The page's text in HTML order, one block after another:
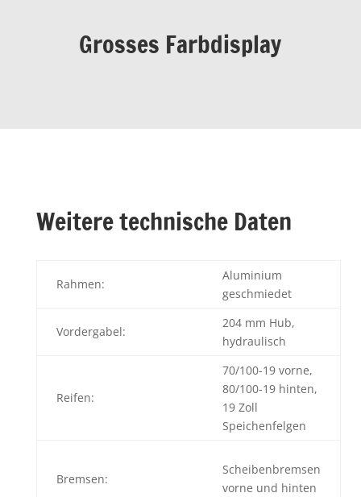
Grosses Farbdisplay
Weitere technische Daten
Rahmen:
Aluminium
geschmiedet
Vordergabel:
204 mm Hub,
hydraulisch
Reifen:
70/100-19 vorne,
80/100-19 hinten,
19 Zoll
Speichenfelgen
Bremsen:
Scheibenbremsen
vorne und hinten